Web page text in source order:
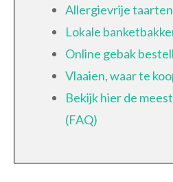
Allergievrije
Lokale
Online gebak
Vlaaien, waar te
Bekijk hier de
(FAQ)